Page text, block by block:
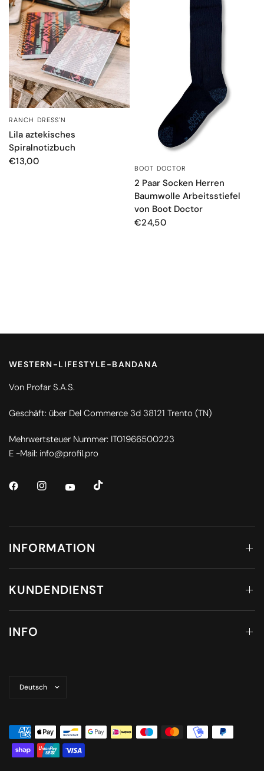
SCHNELLANSICHT
RANCH DRESS'N
Lila aztekisches
Spiralnotizbuch
€13,00
SCHNELLANSICHT
BOOT DOCTOR
2 Paar Socken Herren
Baumwolle Arbeitsstiefel
von Boot Doctor
€24,50
WESTERN-LIFESTYLE-BANDANA
Von Profar S.A.S.
Geschäft: über Del Commerce 3d 38121 Trento (TN)
Mehrwertsteuer Nummer: IT01966500223
E -Mail: info@profil.pro
INFORMATION
KUNDENDIENST
INFO
aktualisieren